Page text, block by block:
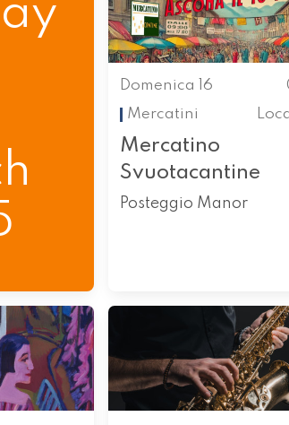
Domenica 16
Mercatini
Mercatino
Svuotacantine
Posteggio Manor